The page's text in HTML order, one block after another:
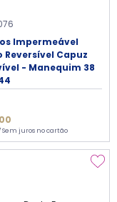
Impermeável
Reversível Capuz
- Manequim 38
Sem juros no cartão